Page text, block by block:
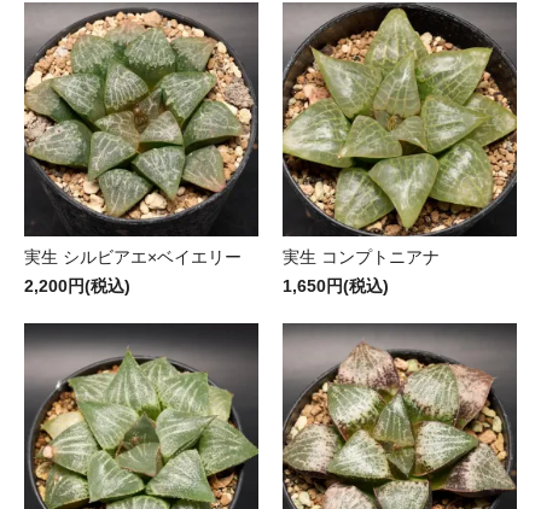
実生 シルビアエ×ベイエリー
2,200円(税込)
実生 コンプトニアナ
1,650円(税込)